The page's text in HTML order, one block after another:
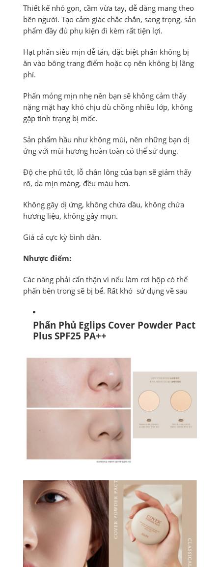
Thiết kế nhỏ gọn, cầm vừa tay, dễ dàng mang theo
bên người. Tạo cảm giác chắc chắn, sang trọng, sản
phẩm đầy đủ phụ kiện đi kèm rất tiện lợi.
Hạt phấn siêu mịn dễ tán, đặc biệt phấn không bị
ăn vào bông trang điểm hoặc cọ nên không bị lãng
phí.
Phấn mỏng mịn nhẹ nên bạn sẽ không cảm thấy
nặng mặt hay khó chịu dù chồng nhiều lớp, không
gặp tình trạng bị mốc.
Sản phẩm hầu như không mùi, nên những bạn dị
ứng với mùi hương hoàn toàn có thể sử dụng.
Độ che phủ tốt, lỗ chân lông của bạn sẽ giảm thấy
rõ, da mịn màng, đều màu hơn.
Không gây dị ứng, không chứa dầu, không chứa
hương liệu, không gây mụn.
Giá cả cực kỳ bình dân.
Nhược điểm:
Các nàng phải cẩn thận vì nếu làm rơi hộp có thể
phấn bên trong sẽ bị bể. Rất khó sử dụng về sau
Phấn Phủ Eglips Cover Powder Pact
Plus SPF25 PA++